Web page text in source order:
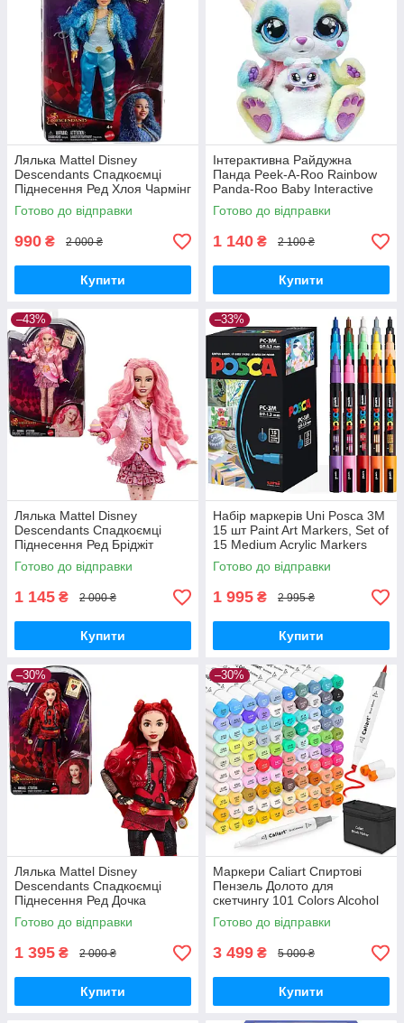
Лялька Mattel Disney
Descendants Спадкоємці
Піднесення Ред Хлоя Чармінг
The Rise of Red Princess
Chloe Charming
MyDoll.com.ua
Готово до відправки
990 ₴ 2 000 ₴
Купити
Інтерактивна Райдужна
Панда Peek-A-Roo Rainbow
Panda-Roo Baby Interactive
Plush Toy Spin Master
Оригінал MyDoll.com.ua
Готово до відправки
1 140 ₴ 2 100 ₴
Купити
–43%
Лялька Mattel Disney
Descendants Спадкоємці
Піднесення Ред Бріджіт
королева The Rise of Red
Bridget Queen HWT91
MyDoll.com.ua
Готово до відправки
1 145 ₴ 2 000 ₴
Купити
–33%
Набір маркерів Uni Posca 3M
15 шт Paint Art Markers, Set of
15 Medium Acrylic Markers
with Reversible Tips PC-3M
15C MyDoll.com.ua
Готово до відправки
1 995 ₴ 2 995 ₴
Купити
–30%
Лялька Mattel Disney
Descendants Спадкоємці
Піднесення Ред Дочка
королеви The Rise of Red
Daughter of Queen HWT93
MyDoll.com.ua
Готово до відправки
1 395 ₴ 2 000 ₴
Купити
–30%
Маркери Caliart Спиртові
Пензель Долото для
скетчингу 101 Colors Alcohol
Brush Markers Brush Chisel
Оригінал MyDoll.com.ua
Готово до відправки
3 499 ₴ 5 000 ₴
Купити